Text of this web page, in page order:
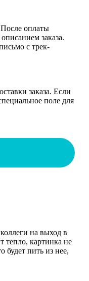
После оплаты
заказа.
с трек-
заказа. Если
поле для
на выход в
тепло, картинка не
будет пить из нее,